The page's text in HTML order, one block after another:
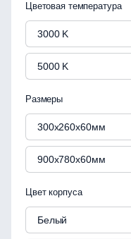
Цветовая температура
3000 K
5000 K
Размеры
300x260x60мм
900x780x60мм
Цвет корпуса
Белый